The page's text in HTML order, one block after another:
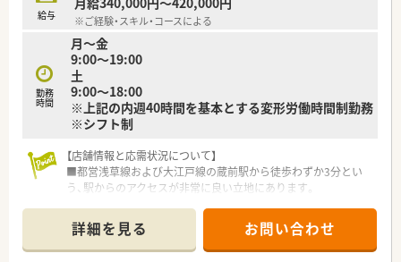
■業界屈指の安定企業であり、充実した福利厚生のもと安心して
業務に集中できることが魅力です。
■頑張った分だけ給与に還元される評価制度があるため、高いモ
チベーションで働くことができます。
■手厚い人員配置によって一人ひとりの負担が軽減され、休暇も
取得しやすい職場環境です。
給与 ※ご経験・スキル・コースによる
勤務
時間
月～金
9:00～19:00
土
9:00～18:00
※上記の内週40時間を基本とする変形労働時間制勤務
※シフト制
【店舗情報と応需状況について】
■都営浅草線および大江戸線の蔵前駅から徒歩わずか3分とい
う、駅からのアクセスが非常に良い立地にあります。
方箋を応需しており、幅広い経験が積めます。
■上記3名が在籍しており、互いに協力し合いながら日々の業務
を進めています。
詳細を見る お問い合わせ